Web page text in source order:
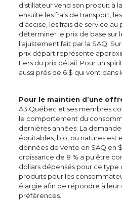
distillateur vend son produit à
ensuite les frais de transport,
d’accise, les frais de service au
déterminer le prix de base sur
l’ajustement fait par la SAQ.
prix départ représente
tiers du prix détail. Pour un
aussi près de 6 $ qui vont dans
Pour le maintien d’une
A3 Québec et ses membres
le comportement du
dernières années. La
équitables, bio, ou natures est
données de vente en SAQ en
croissance de 8 % a pu être
dollars dépensés pour ce type
produits pour les
élargie afin de répondre à leur
préférences.